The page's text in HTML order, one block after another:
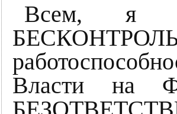
Всем, я
Власти на